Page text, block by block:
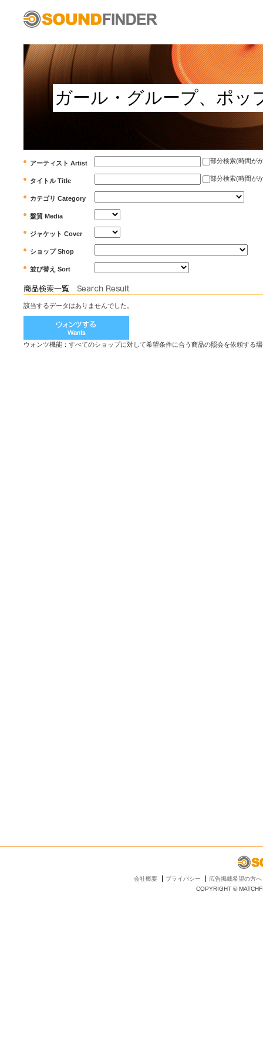
アーティスト Artist 部分検索(時間が
タイトル Title 部分検索(時間が
カテゴリ Category
盤質 Media
ジャケット Cover
ショップ Shop
並び替え Sort
該当するデータはありませんでした。
ウォンツ機能：すべてのショップに対して希望条件に合う商品の照会を依頼する
会社概要 プライバシー
広告掲載希望の方へ
COPYRIGHT ©